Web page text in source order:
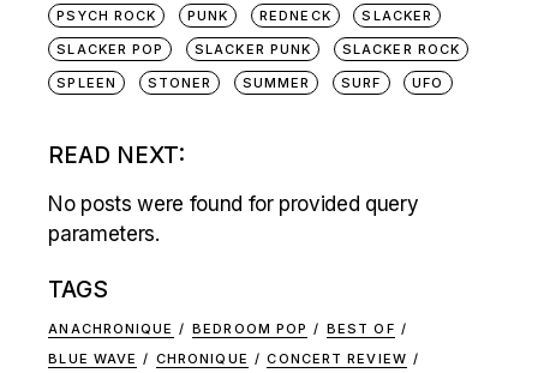
PSYCH ROCK PUNK REDNECK
SLACKER
SLACKER POP
SLACKER PUNK
SLACKER ROCK
SPLEEN
STONER SUMMER SURF UFO
READ NEXT:
No posts were found for provided query
parameters.
TAGS
ANACHRONIQUE BEDROOM POP
BEST OF
BLUE WAVE
CHRONIQUE
CONCERT REVIEW